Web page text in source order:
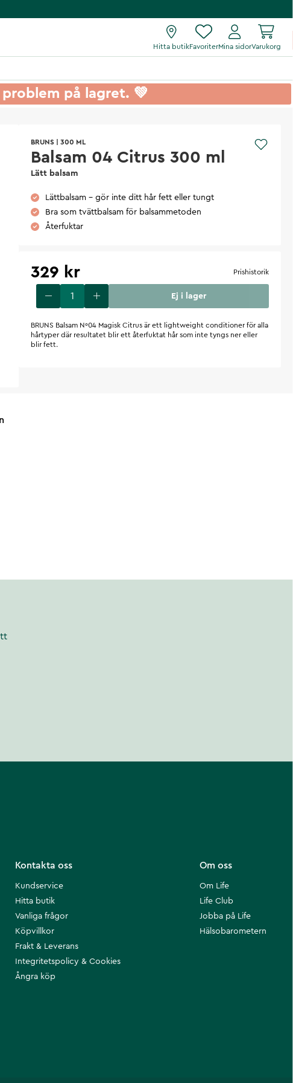
Hitta butikFavoriterMina sidorVarukorg
på lagret. 💚
BRUNS 300 ML
Balsam 04 Citrus 300 ml
Lätt balsam
Lättbalsam - gör inte ditt hår fett eller tungt
Bra som tvättbalsam för balsammetoden
Återfuktar
329 kr Prishistorik
Ej i lager
BRUNS Balsam Nº04 Magisk Citrus är ett lightweight conditioner för alla
hårtyper där resultatet blir ett återfuktat hår som inte tyngs ner eller
blir fett.
Om oss
Om Life
Life Club
Jobba på Life
Hälsobarometern
Kontakta oss
Kundservice
Hitta butik
Vanliga frågor
Köpvillkor
Frakt & Leverans
Integritetspolicy & Cookies
Ångra köp